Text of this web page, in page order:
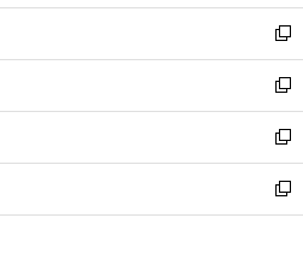
開
く
ウ
で
開
く
ン
ド
ウ
で
開
く
ウ
ィ
ン
ド
ウ
で
開
く
し
い
ウ
ィ
ン
ド
ウ
で
開
新
し
い
ウ
ィ
ン
ド
ウ
新
し
い
ウ
ィ
ン
新
し
い
ウ
新
し